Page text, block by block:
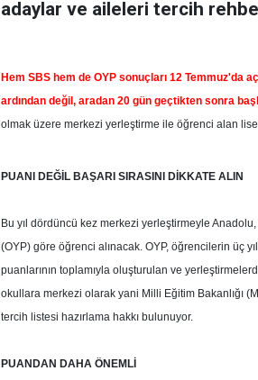
adaylar ve aileleri tercih
Hem SBS hem de OYP sonuçları 12 Temmuz'da
ardından değil, aradan 20 gün geçtikten sonra
olmak üzere merkezi yerleştirme ile öğrenci alan
PUANI DEĞİL BAŞARI SIRASINI DİKKATE ALIN
Bu yıl dördüncü kez merkezi yerleştirmeyle
(OYP) göre öğrenci alınacak. OYP, öğrencilerin üç
puanlarının toplamıyla oluşturulan ve
okullara merkezi olarak yani Milli Eğitim Bakanlığı
tercih listesi hazırlama hakkı bulunuyor.
PUANDAN DAHA ÖNEMLİ